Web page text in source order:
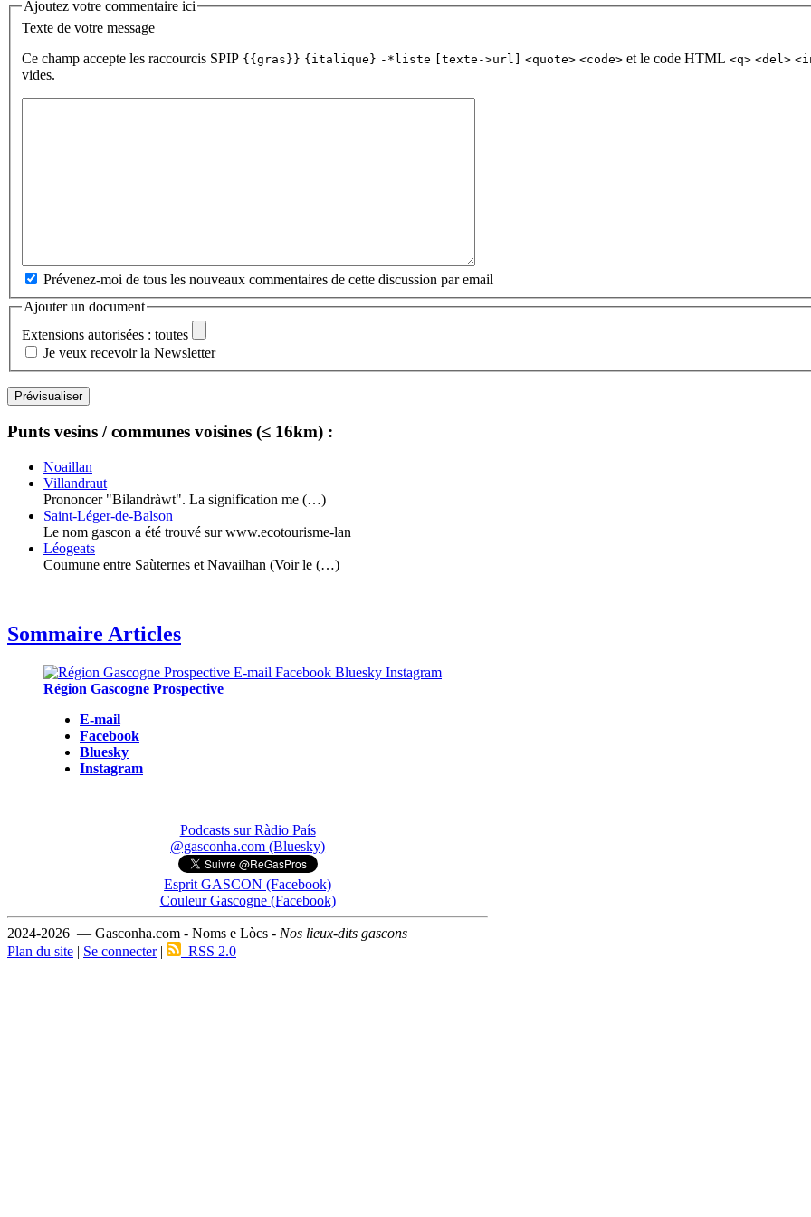
Ajoutez votre commentaire ici
Texte de votre message
Ce champ accepte les raccourcis SPIP {{gras}} {italique} -*liste [texte->url] <quote> <code> et le code HTML <q> <del>
vides.
Prévenez-moi de tous les nouveaux commentaires de cette discussion par email
Ajouter un document
Extensions autorisées : toutes
Je veux recevoir la Newsletter
Punts vesins / communes voisines (≤ 16km) :
Noaillan
Villandraut
Prononcer "Bilandràwt". La signification me (…)
Saint-Léger-de-Balson
Le nom gascon a été trouvé sur www.ecotourisme-lan
Léogeats
Coumune entre Saùternes et Navailhan (Voir le (…)
Sommaire Articles
Région Gascogne Prospective
E-mail
Facebook
Bluesky
Instagram
Podcasts sur Ràdio País
@gasconha.com (Bluesky)
Esprit GASCON (Facebook)
Couleur Gascogne (Facebook)
2024-2026 — Gasconha.com - Noms e Lòcs - Nos lieux-dits gascons
Plan du site | Se connecter| RSS 2.0